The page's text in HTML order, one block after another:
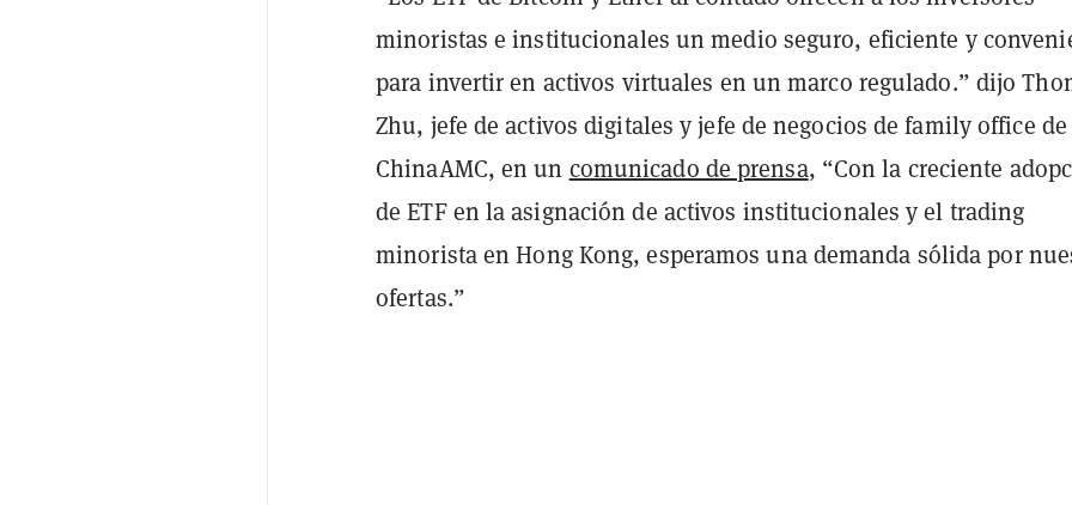
minoristas e institucionales un medio seguro, eficiente y
para invertir en activos virtuales en un marco regulado.” dijo
Zhu, jefe de activos digitales y jefe de negocios de family office de
ChinaAMC, en un comunicado de prensa, “Con la creciente
de ETF en la asignación de activos institucionales y el trading
minorista en Hong Kong, esperamos una demanda sólida por
ofertas.”